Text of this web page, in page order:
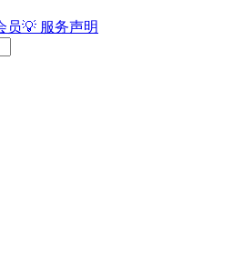
员💡 服务声明